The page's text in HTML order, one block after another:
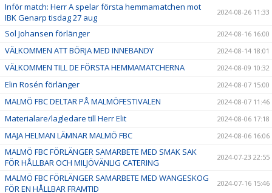
Inför match: Herr A spelar första hemmamatchen mot
IBK Genarp tisdag 27 aug
2024-08-26 11:33
Sol Johansen förlänger 2024-08-16 16:00
VÄLKOMMEN ATT BÖRJA MED INNEBANDY 2024-08-14 18:01
VÄLKOMMEN TILL DE FÖRSTA HEMMAMATCHERNA 2024-08-09 10:32
Elin Rosén förlänger 2024-08-07 15:00
MALMÖ FBC DELTAR PÅ MALMÖFESTIVALEN 2024-08-07 11:46
Materialare/lagledare till Herr Elit 2024-08-06 17:18
MAJA HELMAN LÄMNAR MALMÖ FBC 2024-08-06 16:06
MALMÖ FBC FÖRLÄNGER SAMARBETE MED SMAK SAK
FÖR HÅLLBAR OCH MILJÖVÄNLIG CATERING
2024-07-23 22:55
MALMÖ FBC FÖRLÄNGER SAMARBETE MED WANGESKOG
FÖR EN HÅLLBAR FRAMTID
2024-07-16 15:46